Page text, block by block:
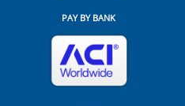
PAY BY BANK